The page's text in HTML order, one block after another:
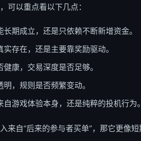
可以重点看以下几点：
长期成立，还是只依赖不断新增资金。
实存在，还是主要靠奖励驱动。
健康，交易深度是否足够。
明，规则是否频繁变动。
自游戏体验本身，还是纯粹的投机行为。
来自“后来的参与者买单”，那它更像